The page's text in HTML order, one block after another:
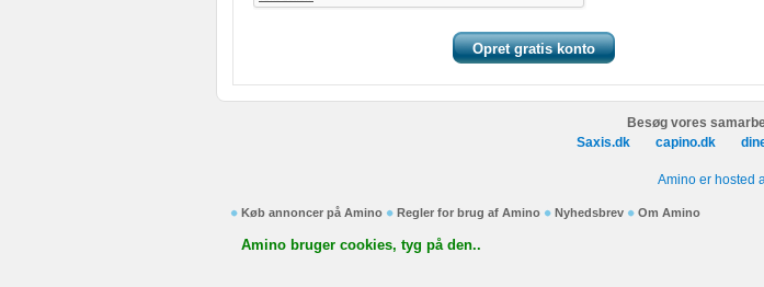
Besøg vores
Saxis.dk
capino.dk
Amino er hosted
Køb annoncer på Amino Regler for brug af Amino Nyhedsbrev Om Amino
Amino bruger cookies, tyg på den..